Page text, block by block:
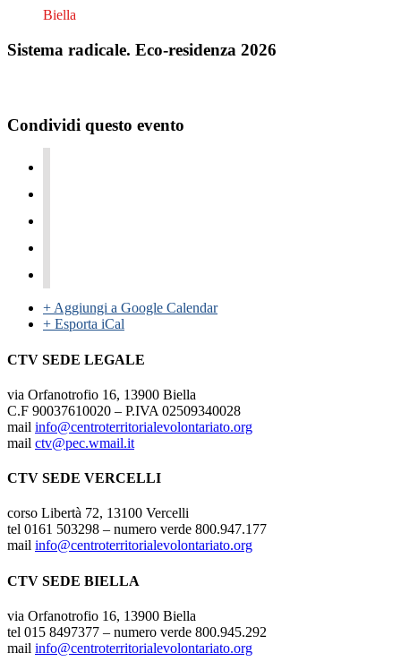
Biella
Sistema radicale. Eco-residenza 2026
Condividi questo evento
+ Aggiungi a Google Calendar
+ Esporta iCal
CTV SEDE LEGALE
via Orfanotrofio 16, 13900 Biella
C.F 90037610020 – P.IVA 02509340028
mail info@centroterritorialevolontariato.org
mail ctv@pec.wmail.it
CTV SEDE VERCELLI
corso Libertà 72, 13100 Vercelli
tel 0161 503298 – numero verde 800.947.177
mail info@centroterritorialevolontariato.org
CTV SEDE BIELLA
via Orfanotrofio 16, 13900 Biella
tel 015 8497377 – numero verde 800.945.292
mail info@centroterritorialevolontariato.org